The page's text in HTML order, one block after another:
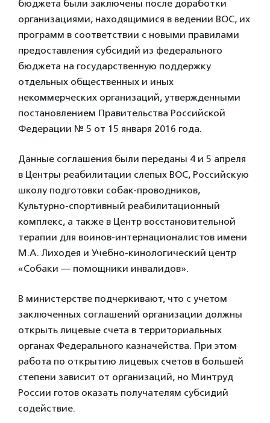
бюджета были заключены после доработки
организациями, находящимися в ведении ВОС, их
программ в соответствии с новыми правилами
предоставления субсидий из федерального
бюджета на государственную поддержку
отдельных общественных и иных
некоммерческих организаций, утвержденными
постановлением Правительства Российской
Федерации № 5 от 15 января 2016 года.
Данные соглашения были переданы 4 и 5 апреля
в Центры реабилитации слепых ВОС, Российскую
школу подготовки собак-проводников,
Культурно-спортивный реабилитационный
комплекс, а также в Центр восстановительной
терапии для воинов-интернационалистов имени
М.А. Лиходея и Учебно-кинологический центр
«Собаки — помощники инвалидов».
В министерстве подчеркивают, что с учетом
заключенных соглашений организации должны
открыть лицевые счета в территориальных
органах Федерального казначейства. При этом
работа по открытию лицевых счетов в большей
степени зависит от организаций, но Минтруд
России готов оказать получателям субсидий
содействие.